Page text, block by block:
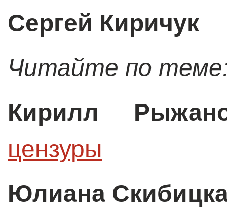
Сергей Киричук
Читайте по
Кирилл
цензуры
Юлиана